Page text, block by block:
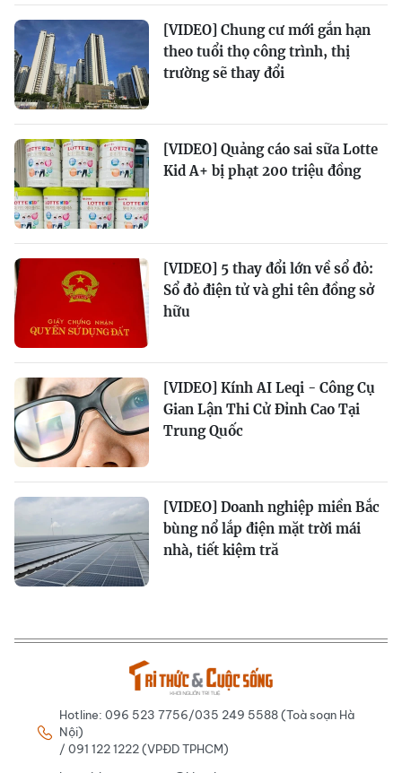
[VIDEO] Chung cư mới gắn hạn
theo tuổi thọ công trình, thị
trường sẽ thay đổi
[VIDEO] Quảng cáo sai sữa Lotte
Kid A+ bị phạt 200 triệu đồng
[VIDEO] 5 thay đổi lớn về sổ đỏ:
Sổ đỏ điện tử và ghi tên đồng sở
hữu
[VIDEO] Kính AI Leqi - Công Cụ
Gian Lận Thi Cử Đỉnh Cao Tại
Trung Quốc
[VIDEO] Doanh nghiệp miền Bắc
bùng nổ lắp điện mặt trời mái
nhà, tiết kiệm tră
Hotline: 096 523 7756/035 249 5588 (Toà soạn Hà
Nội)
/ 091 122 1222 (VPĐD TPHCM)